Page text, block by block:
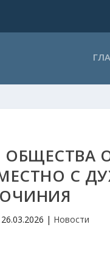
ОБЩЕСТВА
С
26.03.2026 | Новости